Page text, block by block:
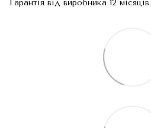
Гарантія від виробника 12 місяців.